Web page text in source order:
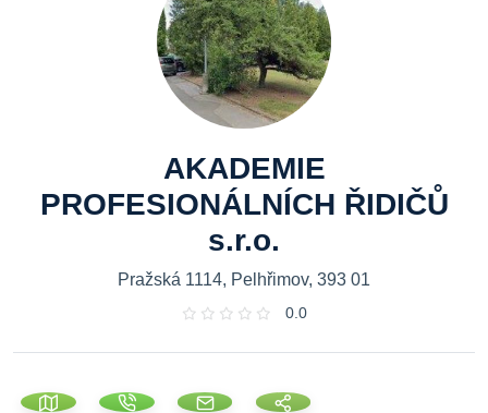
AKADEMIE
PROFESIONÁLNÍCH ŘIDIČŮ
s.r.o.
Pražská 1114, Pelhřimov, 393 01
0.0